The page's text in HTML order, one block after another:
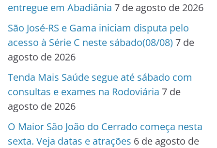
entregue em Abadiânia 7 de agosto de 2026
São José-RS e Gama iniciam disputa pelo
acesso à Série C neste sábado(08/08) 7 de
agosto de 2026
Tenda Mais Saúde segue até sábado com
consultas e exames na Rodoviária 7 de
agosto de 2026
O Maior São João do Cerrado começa nesta
sexta. Veja datas e atrações 6 de agosto de